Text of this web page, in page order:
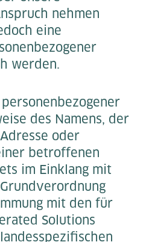
nehmen
eine
werden.
des Namens, der
oder
betroffenen
im Einklang mit
mit den für
Solutions